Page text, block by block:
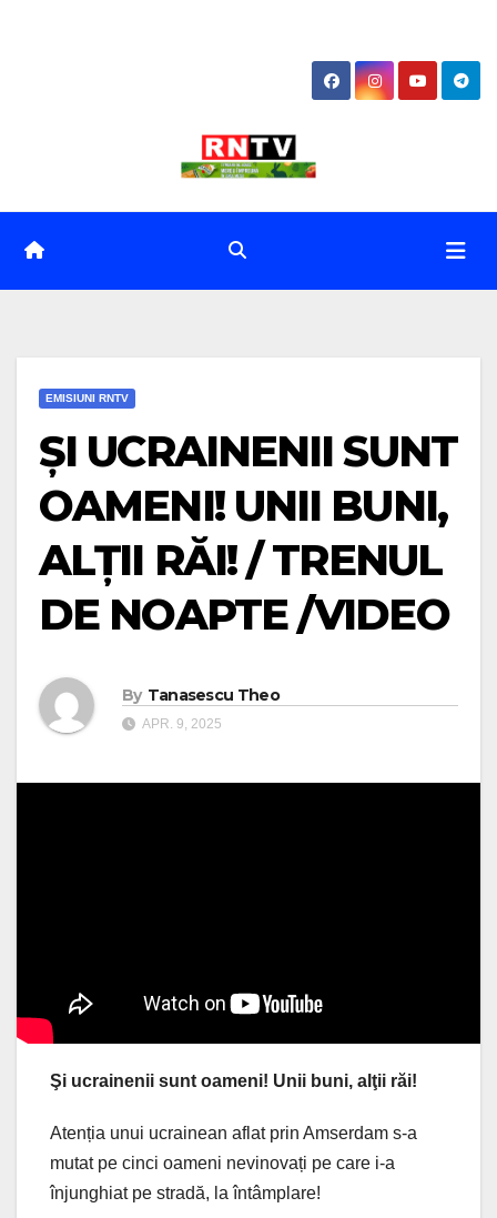
EMISIUNI RNTV
ȘI UCRAINENII SUNT
OAMENI! UNII BUNI,
ALȚII RĂI! / TRENUL
DE NOAPTE /VIDEO
By Tanasescu Theo
APR. 9, 2025
Şi ucrainenii sunt oameni! Unii buni, alţii răi!
Atenția unui ucrainean aflat prin Amserdam s-a
mutat pe cinci oameni nevinovați pe care i-a
înjunghiat pe stradă, la întâmplare!